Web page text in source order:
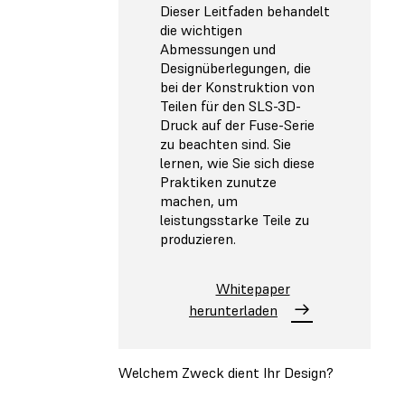
Dieser Leitfaden behandelt
die wichtigen
Abmessungen und
Designüberlegungen, die
bei der Konstruktion von
Teilen für den SLS-3D-
Druck auf der Fuse-Serie
zu beachten sind. Sie
lernen, wie Sie sich diese
Praktiken zunutze
machen, um
leistungsstarke Teile zu
produzieren.
Whitepaper
herunterladen
Welchem Zweck dient Ihr Design?